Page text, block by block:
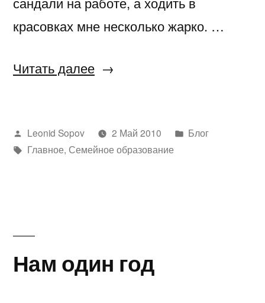
красовках мне несколько жарко. …
Читать далее«Павел
Написано
автором
Leonid Sopov 2 Май 2010
Написано
Блог
Метки:
Главное, Семейное образование
Нам один год